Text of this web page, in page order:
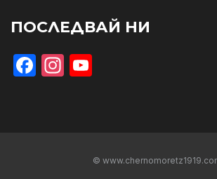
ПОСЛЕДВАЙ НИ
Facebook
Instagram
©